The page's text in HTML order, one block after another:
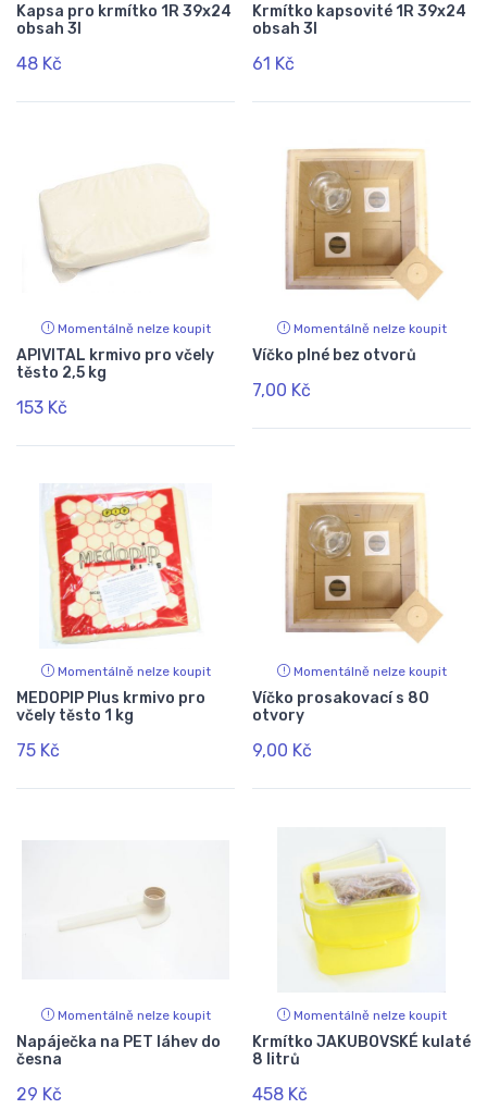
Kapsa pro krmítko 1R 39x24
obsah 3l
48 Kč
Krmítko kapsovité 1R 39x24
obsah 3l
61 Kč
Momentálně nelze koupit
APIVITAL krmivo pro včely
těsto 2,5 kg
153 Kč
Momentálně nelze koupit
Víčko plné bez otvorů
7,00 Kč
Momentálně nelze koupit
MEDOPIP Plus krmivo pro
včely těsto 1 kg
75 Kč
Momentálně nelze koupit
Víčko prosakovací s 80
otvory
9,00 Kč
Momentálně nelze koupit
Napáječka na PET láhev do
česna
29 Kč
Momentálně nelze koupit
Krmítko JAKUBOVSKÉ kulaté
8 litrů
458 Kč